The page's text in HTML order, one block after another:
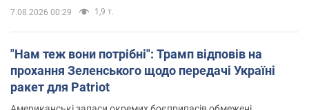
7.08.2026 00:29 1,9 т.
"Нам теж вони потрібні": Трамп відповів на
прохання Зеленського щодо передачі Україні
ракет для Patriot